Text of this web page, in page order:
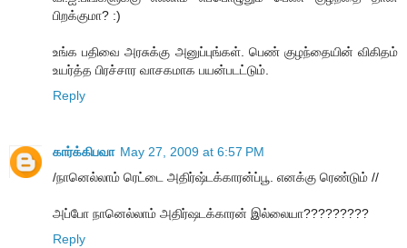
பிறக்குமா? :)
உங்க பதிவை அரசுக்கு அனுப்புங்கள். பெண் குழந்தையின் விகிதம்
உயர்த்த பிரச்சார வாசகமாக பயன்படட்டும்.
Reply
கார்க்கிபவா May 27, 2009 at 6:57 PM
/நானெல்லாம் ரெட்டை அதிர்ஷ்டக்காரன்ப்பூ. எனக்கு ரெண்டும் //
அப்போ நானெல்லாம் அதிர்ஷடக்காரன் இல்லையா?????????
Reply